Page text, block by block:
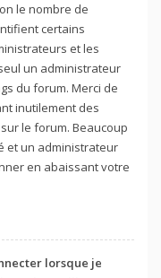
le nombre de
certains
et les
un administrateur
du forum. Merci de
inutilement des
le forum. Beaucoup
et un administrateur
en abaissant votre
lorsque je